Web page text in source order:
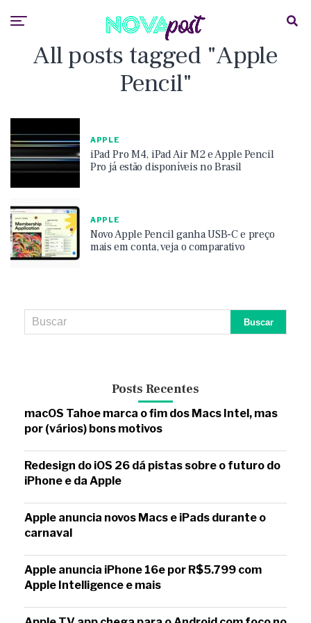
All posts tagged "Apple
Pencil"
APPLE
iPad Pro M4, iPad Air M2 e Apple Pencil
Pro já estão disponíveis no Brasil
APPLE
Novo Apple Pencil ganha USB-C e preço
mais em conta, veja o comparativo
Posts Recentes
macOS Tahoe marca o fim dos Macs Intel, mas
por (vários) bons motivos
Redesign do iOS 26 dá pistas sobre o futuro do
iPhone e da Apple
Apple anuncia novos Macs e iPads durante o
carnaval
Apple anuncia iPhone 16e por R$5.799 com
Apple Intelligence e mais